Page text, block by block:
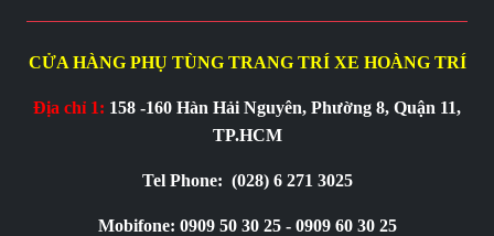
CỬA HÀNG PHỤ TÙNG TRANG TRÍ XE HOÀNG TRÍ
Địa chỉ 1: 158 -160 Hàn Hải Nguyên, Phường 8, Quận 11,
TP.HCM
Tel Phone: (028) 6 271 3025
Mobifone: 0909 50 30 25 - 0909 60 30 25